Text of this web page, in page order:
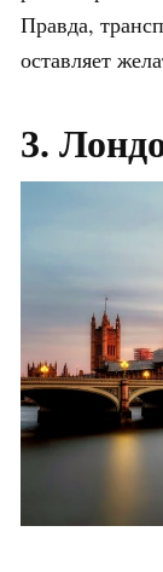
Правда,
оставляет
3.